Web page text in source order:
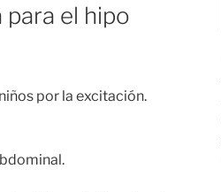
el hipo
por la excitación.